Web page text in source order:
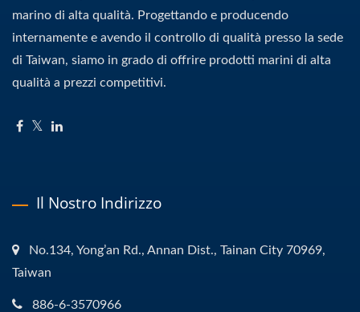
marino di alta qualità. Progettando e producendo
internamente e avendo il controllo di qualità presso la sede
di Taiwan, siamo in grado di offrire prodotti marini di alta
qualità a prezzi competitivi.
Il Nostro Indirizzo
No.134, Yong’an Rd., Annan Dist., Tainan City 70969,
Taiwan
886-6-3570966